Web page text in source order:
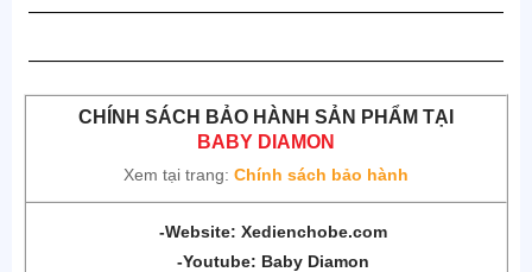
—————————————————————————
—————————————————————————
CHÍNH SÁCH BẢO HÀNH SẢN PHẨM TẠI
BABY DIAMON
Xem tại trang: Chính sách bảo hành
-Website: Xedienchobe.com
-Youtube: Baby Diamon